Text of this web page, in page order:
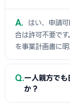
A
はい、申請
合は許可不要で
を事業計画書に明
Q 一人親方で
か？